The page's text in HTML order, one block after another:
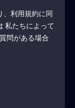
、利用規約に同
私たちによって
問がある場合